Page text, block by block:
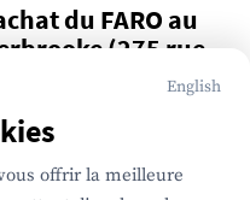
du FARO au
(275 rue
de gagner
participants.
English
offrir la meilleure